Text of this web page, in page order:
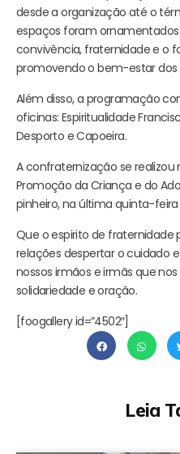
desde a organização até o
espaços foram
convivência, fraternidade e o
promovendo o bem-estar dos
Além disso, a programação
oficinas: Espiritualidade
Desporto e Capoeira.
A confraternização se
Promoção da Criança e do
pinheiro, na última quinta-
Que o espirito de fraternidade
relações despertar o cuidado
nossos irmãos e irmãs que
solidariedade e oração.
[foogallery id=”4502″]
Leia